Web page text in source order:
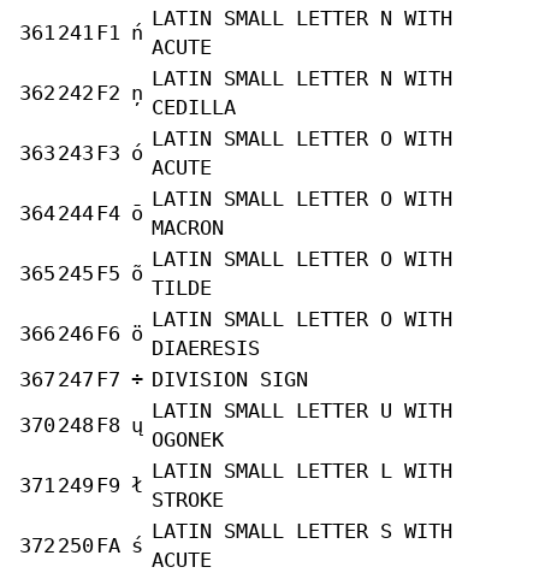
361 241 F1 ń
LATIN SMALL LETTER N WITH
ACUTE
362 242 F2 ņ
LATIN SMALL LETTER N WITH
CEDILLA
363 243 F3 ó
LATIN SMALL LETTER O WITH
ACUTE
364244 F4 ō
LATIN SMALL LETTER O WITH
MACRON
365 245 F5 õ
LATIN SMALL LETTER O WITH
TILDE
366 246 F6 ö
LATIN SMALL LETTER O WITH
DIAERESIS
367 247 F7 ÷ DIVISION SIGN
370248 F8 ų
LATIN SMALL LETTER U WITH
OGONEK
371 249 F9 ł
LATIN SMALL LETTER L WITH
STROKE
372 250 FA ś
LATIN SMALL LETTER S WITH
ACUTE